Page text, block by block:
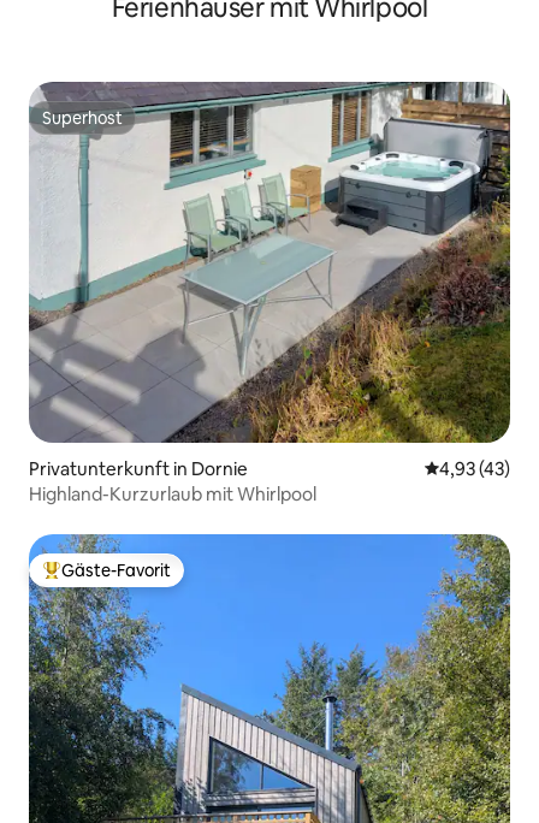
Ferienhäuser mit Whirlpool
Superhost
Superhost
Privatunterkunft in Dornie
4,93 (43)
Highland-Kurzurlaub mit Whirlpool
Beliebter Gäste-Favorit.
Gäste-Favorit